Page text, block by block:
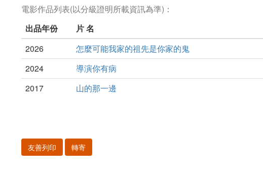
電影作品列表(以分級證明所載資訊為準)：
出品年份
片 名
2026
怎麼可能我家的祖先是你家的鬼
2024
導演你有病
2017
山的那一邊
友善列印 轉寄